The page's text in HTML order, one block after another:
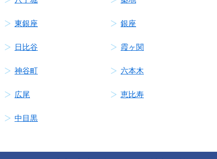
東銀座 銀座
日比谷 霞ヶ関
神谷町 六本木
広尾 恵比寿
中目黒